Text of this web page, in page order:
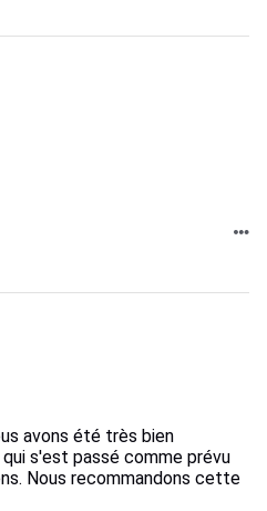
avons été très bien
s'est passé comme prévu
Nous recommandons cette